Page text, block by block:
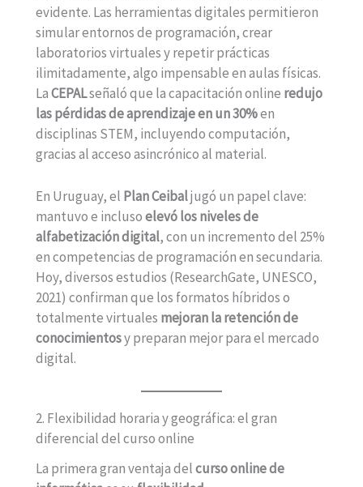
evidente. Las herramientas digitales permitieron
simular entornos de programación, crear
laboratorios virtuales y repetir prácticas
ilimitadamente, algo impensable en aulas físicas.
LaCEPALseñaló que la capacitación online redujo
las pérdidas de aprendizaje en un 30%en
disciplinas STEM, incluyendo computación,
gracias al acceso asincrónico al material.
En Uruguay, el Plan Ceibaljugó un papel clave:
mantuvo e inclusoelevó los niveles de
alfabetización digital, con un incremento del 25%
en competencias de programación en secundaria.
Hoy, diversos estudios (ResearchGate, UNESCO,
2021) confirman que los formatos híbridos o
totalmente virtuales mejoran la retención de
conocimientosy preparan mejor para el mercado
digital.
2. Flexibilidad horaria y geográfica: el gran
diferencial del curso online
La primera gran ventaja delcurso online de